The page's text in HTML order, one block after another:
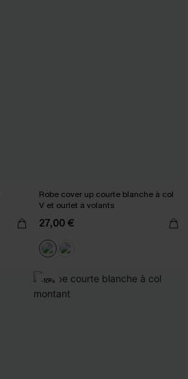
Robe cover up courte blanche à col
V et ourlet à volants
27,00 €
-16%